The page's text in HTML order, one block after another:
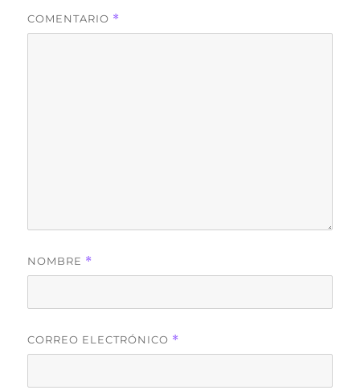
COMENTARIO *
NOMBRE *
CORREO ELECTRÓNICO *